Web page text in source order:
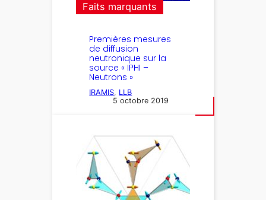
Faits marquants
Premières mesures
de diffusion
neutronique sur la
source « IPHI –
Neutrons »
IRAMIS LLB
5 octobre 2019